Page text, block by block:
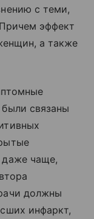
с теми,
эффект
а также
связаны
даже чаще,
должны
инфаркт,